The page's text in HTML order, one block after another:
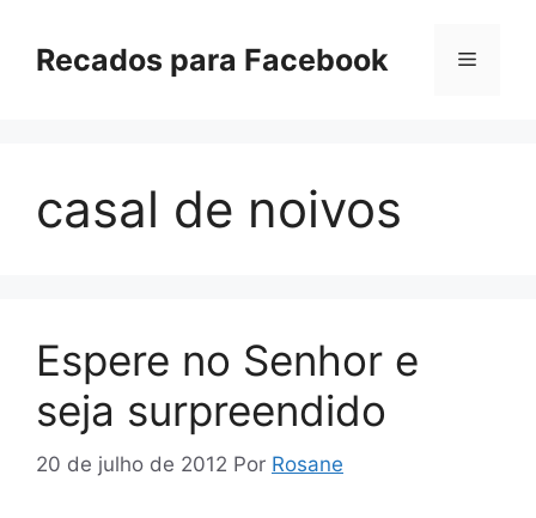
paraRecados para Facebook Menu
casal de noivos
Espere no Senhor e
seja surpreendido
20 de julho de 2012 Por Rosane